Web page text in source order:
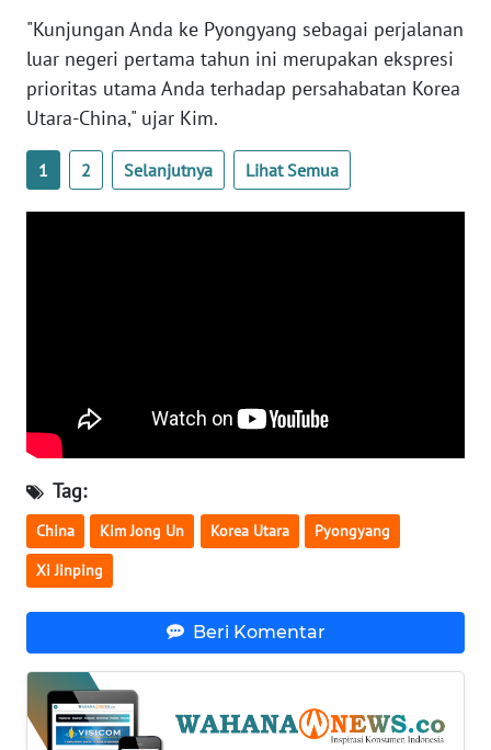
"Kunjungan Anda ke Pyongyang sebagai perjalanan
luar negeri pertama tahun ini merupakan ekspresi
prioritas utama Anda terhadap persahabatan Korea
Utara-China," ujar Kim.
1 2 Selanjutnya Lihat Semua
Tag:
China Kim Jong Un Korea Utara Pyongyang
Xi Jinping
Beri Komentar
WN
NTB
WN
SULTENG
WN
WN
WN
BENGKULU
WN
WN
JATENG